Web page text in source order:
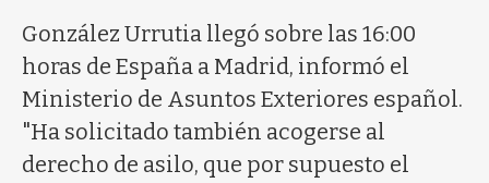
González Urrutia llegó sobre las 16:00
horas de España a Madrid, informó el
Ministerio de Asuntos Exteriores español.
"Ha solicitado también acogerse al
derecho de asilo, que por supuesto el